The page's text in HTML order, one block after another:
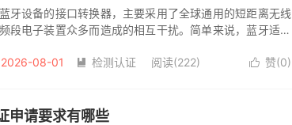
牙设备的接口转换器，主要采用了全球通用的短距离无线
段电子装置众多而造成的相互干扰。简单来说，蓝牙适配
 赞(0)
2026-08-01  检测认证 阅读(222)
申请要求有哪些